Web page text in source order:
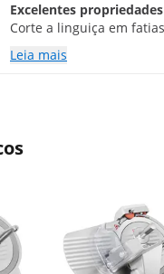
Excelentes
Corte a linguiça em
Leia mais